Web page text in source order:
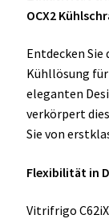
OCX2
Entdecken Sie
Kühllösung
eleganten
verkörpert
Sie von
Flexibilität in
Vitrifrigo